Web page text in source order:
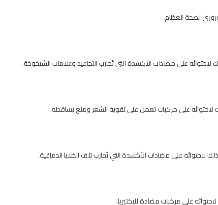
لصحة العظام.
على مضادات الأكسدة التي تُحارب التجاعيد وعلامات الشيخوخة.
على مركبات تعمل على تقوية الشعر ومنع تساقطه.
على مضادات الأكسدة التي تُحارب تلف الخلايا الدماغية.
على مركبات مضادة للبكتيريا.